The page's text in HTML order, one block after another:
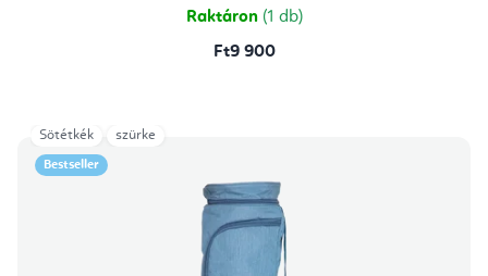
Raktáron (1 db)
Ft9 900
Bestseller
Sötétkék szürke